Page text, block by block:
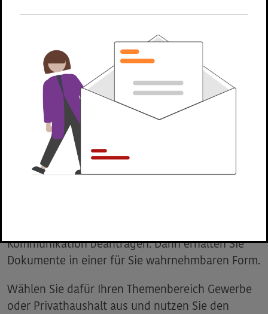
Geben Sie einfach Ihre Kontaktdaten ein und
nutzen Sie das Kommentarfeld um die Barriere
genau zu beschreiben und zu melden. Die
Webadresse, auf der Sie die Barriere gefunden
haben, wird automatisch mit dem Formular an
uns übersandt.
Barrierefreie Kommunikation
Kommunikation beantragen. Dann erhalten Sie
Dokumente in einer für Sie wahrnehmbaren Form.
Wählen Sie dafür Ihren Themenbereich Gewerbe
oder Privathaushalt aus und nutzen Sie den